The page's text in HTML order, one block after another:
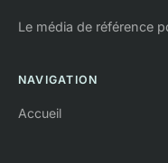
Le média de référence
NAVIGATION
Accueil